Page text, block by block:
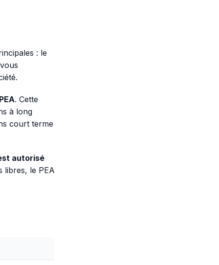
: le
. Cette
à long
court terme
autorisé
libres, le PEA